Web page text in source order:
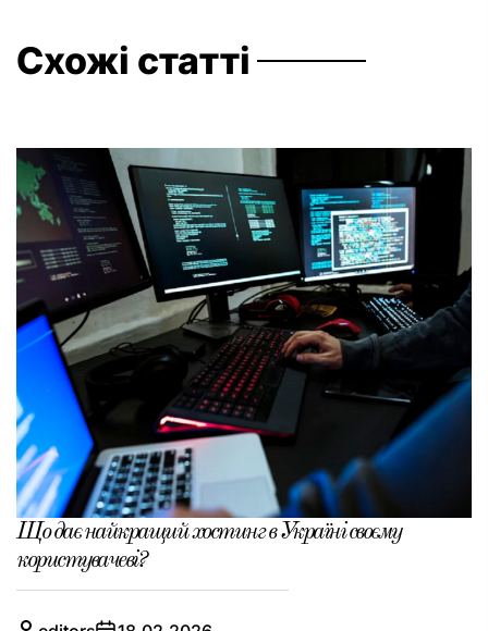
Схожі статті
Що дає найкращий хостинг в Україні своєму
користувачеві?